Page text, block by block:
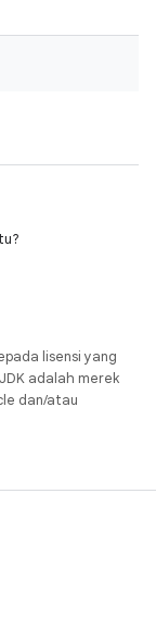
lisensi yang
adalah merek
dan/atau